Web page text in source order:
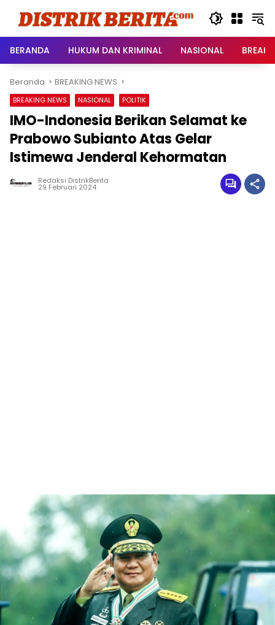
BERANDA
HUKUM DAN KRIMINAL NASIONAL
Beranda BREAKING NEWS
BREAKING NEWS NASIONAL POLITIK
IMO-Indonesia Berikan Selamat ke
Prabowo Subianto Atas Gelar
Istimewa Jenderal Kehormatan
Redaksi DistrikBerita
29 Februari 2024